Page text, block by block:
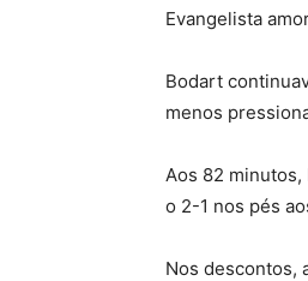
Evangelista
Bodart
menos
Aos 82 minutos,
o 2-1 nos pés
Nos descontos,